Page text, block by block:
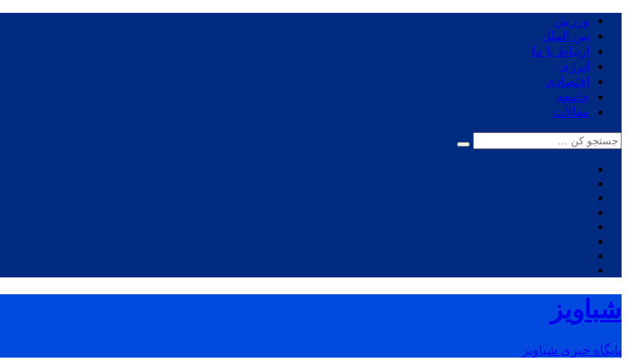
ورزش
بین الملل
ارتباط با ما
انرژی
اقتصادی
جامعه
مقالات
شباویز
پایگاه خبری شباویز